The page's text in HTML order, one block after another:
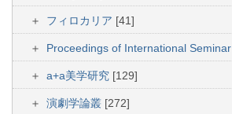
フィロカリア [41]
Proceedings of International Seminar
a+a美学研究 [129]
演劇学論叢 [272]